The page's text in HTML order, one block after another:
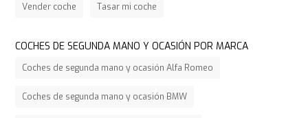
Vender coche Tasar mi coche
COCHES DE SEGUNDA MANO Y OCASIÓN POR MARCA
Coches de segunda mano y ocasión Alfa Romeo
Coches de segunda mano y ocasión BMW